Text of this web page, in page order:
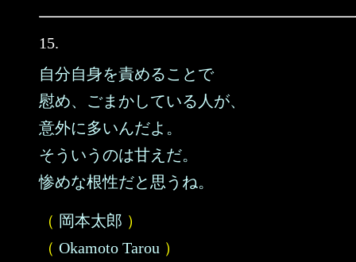
15.
自分自身を責めることで
慰め、ごまかしている人が、
意外に多いんだよ。
そういうのは甘えだ。
惨めな根性だと思うね。
（ 岡本太郎 ）
（ Okamoto Tarou ）